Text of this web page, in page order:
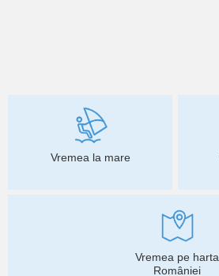
Vremea la mare
Vremea pe harta
României